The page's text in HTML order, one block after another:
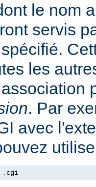
le nom
servis
spécifié.
les
. Par
avec
. cgi